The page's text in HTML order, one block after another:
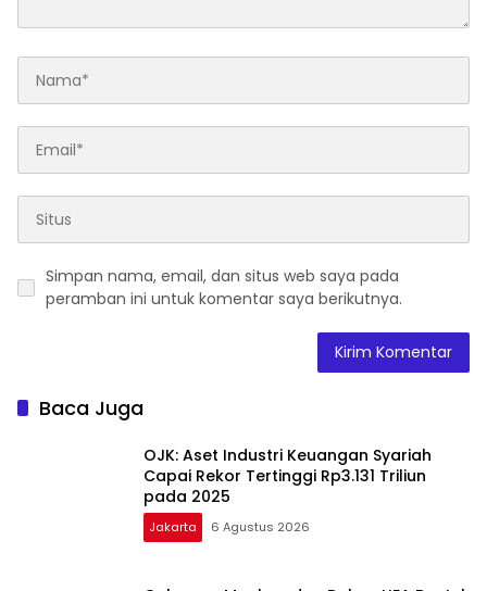
Simpan nama, email, dan situs web saya pada
peramban ini untuk komentar saya berikutnya.
Baca Juga
OJK: Aset Industri Keuangan Syariah
Capai Rekor Tertinggi Rp3.131 Triliun
pada 2025
Jakarta 6 Agustus 2026